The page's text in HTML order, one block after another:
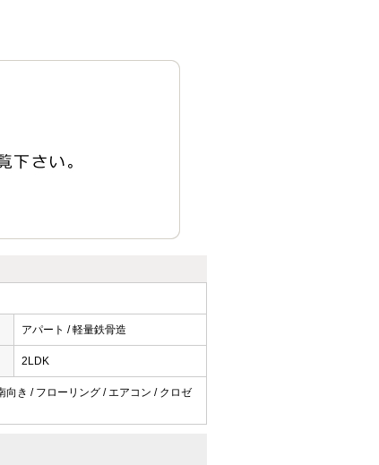
アパート / 軽量鉄骨造
2LDK
向き / フローリング / エアコン / クロゼ